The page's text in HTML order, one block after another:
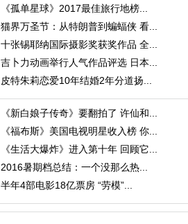
《孤单星球》2017最佳旅行地榜...
猫界万圣节：从特朗普到蝙蝠侠 看...
十张锡耶纳国际摄影奖获奖作品 全...
吉卜力动画举行人气作品评选 日本...
皮特朱莉恋爱10年结婚2年分道扬...
《新白娘子传奇》要翻拍了 许仙和...
《福布斯》美国电视明星收入榜 你...
《生活大爆炸》进入第十年 回顾它...
2016暑期档总结：一个没那么热...
半年4部电影18亿票房 “劳模”...